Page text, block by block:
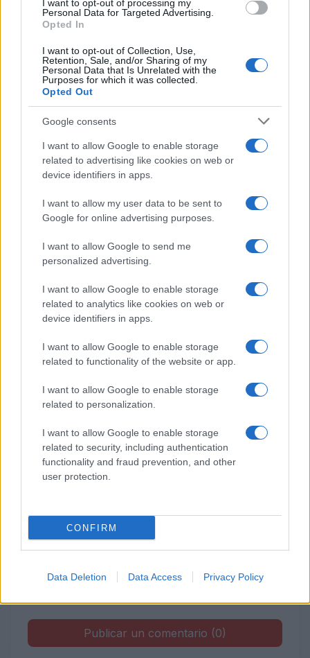
I want to opt-out of processing my
Personal Data for Targeted Advertising.
Opted In
I want to opt-out of Collection, Use,
Retention, Sale, and/or Sharing of my
Personal Data that Is Unrelated with the
Purposes for which it was collected.
Opted Out
Google consents
I want to allow Google to enable storage
related to advertising like cookies on web or
device identifiers in apps.
I want to allow my user data to be sent to
Google for online advertising purposes.
I want to allow Google to send me
personalized advertising.
I want to allow Google to enable storage
related to analytics like cookies on web or
device identifiers in apps.
I want to allow Google to enable storage
related to functionality of the website or app.
I want to allow Google to enable storage
related to personalization.
I want to allow Google to enable storage
related to security, including authentication
functionality and fraud prevention, and other
user protection.
CONFIRM
Data Deletion Data Access Privacy Policy
Lista Completa con
Todos los Cheats y
Trucos de Pokémon Rojo
Fuego y Verde Hoja para
GBA
Ver todos los Codebreakers y
Gameshark de Pokémon Fire
Red GBA
Cheats y Trucos Pokemon GBA y NDS
Facebook
Error:No se ha encontrado ningún resultado
Publicar un comentario (0)